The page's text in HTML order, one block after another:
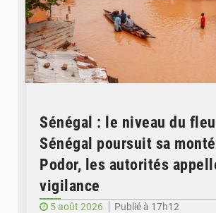
Sénégal : le niveau du
Sénégal poursuit sa
Podor, les autorités
vigilance
5 août 2026
Publié à 17h12